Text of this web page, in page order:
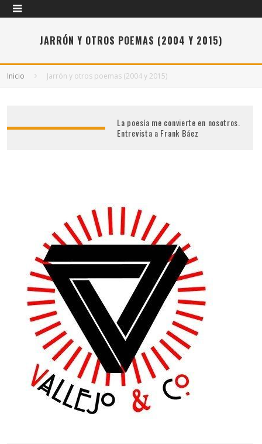
JARRÓN Y OTROS POEMAS (2004 Y 2015)
Inicio Jarrón y otros poemas (2004 y 2015)
La poesía me convierte en nosotros.
Entrevista a Frank Báez